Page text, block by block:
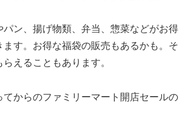
パン、揚げ物類、弁当、惣菜などがお得
ます。お得な福袋の販売もあるかも。そ
えることもあります。
てからのファミリーマート開店セールの